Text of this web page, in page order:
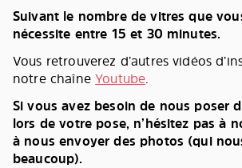
Suivant le nombre de vitres que
nécessite entre 15 et 30 minutes.
Vous retrouverez d’autres vidéos
notre chaîneYoutube.
Si vous avez besoin de nous poser
lors de votre pose, n’hésitez pas à
à nous envoyer des photos (qui
beaucoup).